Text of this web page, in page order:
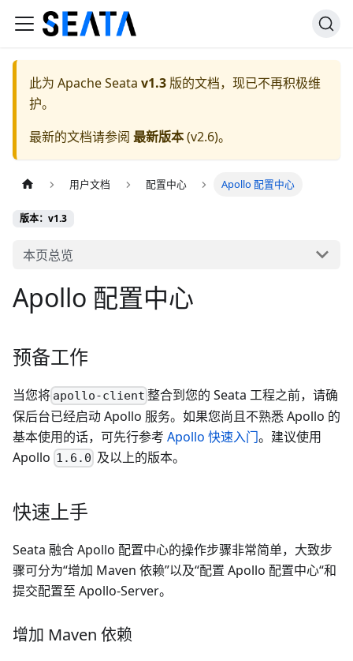
此为 Apache Seata v1.3 版的文档，现已不再积极维
护。
最新的文档请参阅 最新版本(v2.6)。
用户文档 配置中心 Apollo 配置中心
版本：v1.3
本页总览
Apollo 配置中心
预备工作
当您将 apollo-client 整合到您的 Seata 工程之前，请确
保后台已经启动 Apollo 服务。如果您尚且不熟悉 Apollo 的
基本使用的话，可先行参考 Apollo 快速入门。建议使用
Apollo 1.6.0 及以上的版本。
快速上手
Seata 融合 Apollo 配置中心的操作步骤非常简单，大致步
骤可分为“增加 Maven 依赖”以及“配置 Apollo 配置中心“和
提交配置至 Apollo-Server。
增加 Maven 依赖